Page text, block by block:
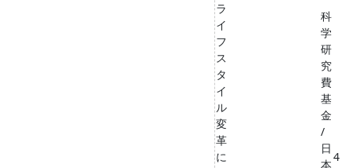
ラ
イ
フ
ス
タ
イ
ル
変
革
に
科
学
研
究
費
基
金
/
日
本
4